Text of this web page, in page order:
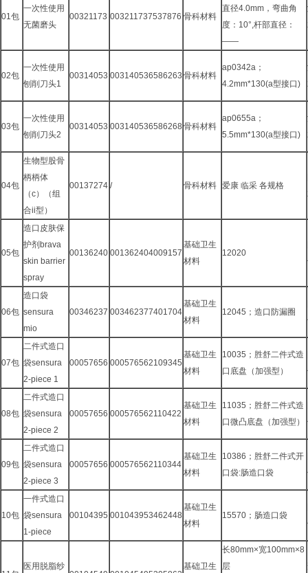
01包
一次性使用
无菌磨头
00321173 003211737537876 骨科材料
直径4.0mm，弯曲角
度：10°,杆部直径：
——
02包
一次性使用
刨削刀头1
00314053 003140536586263 骨科材料
ap0342a；
4.2mm*130(a型接口)
03包
一次性使用
刨削刀头2
00314053 003140536586268 骨科材料
ap0655a；
5.5mm*130(a型接口)
04包
生物型股骨
柄柄体
（c）（组
合ii型）
00137274 / 骨科材料 爱康 临采 各规格
05包
造口皮肤保
护剂brava
skin barrier
spray
00136240 001362404009157
基础卫生
材料
12020
06包
造口袋
sensura
mio
00346237 003462377401704
基础卫生
材料
12045；造口防漏圈
07包
二件式造口
袋sensura
2-piece 1
00057656 000576562109345
基础卫生
材料
10035；胜舒二件式造
口底盘（加强型）
08包
二件式造口
袋sensura
2-piece 2
00057656 000576562110422
基础卫生
材料
11035；胜舒二件式造
口微凸底盘（加强型）
09包
二件式造口
袋sensura
2-piece 3
00057656 000576562110344
基础卫生
材料
10386；胜舒二件式开
口袋:肠造口袋
10包
一件式造口
袋sensura
1-piece
00104395 001043953462448
基础卫生
材料
15570；肠造口袋
医用脱脂纱
基础卫生
长80mm×宽100mm×8
层